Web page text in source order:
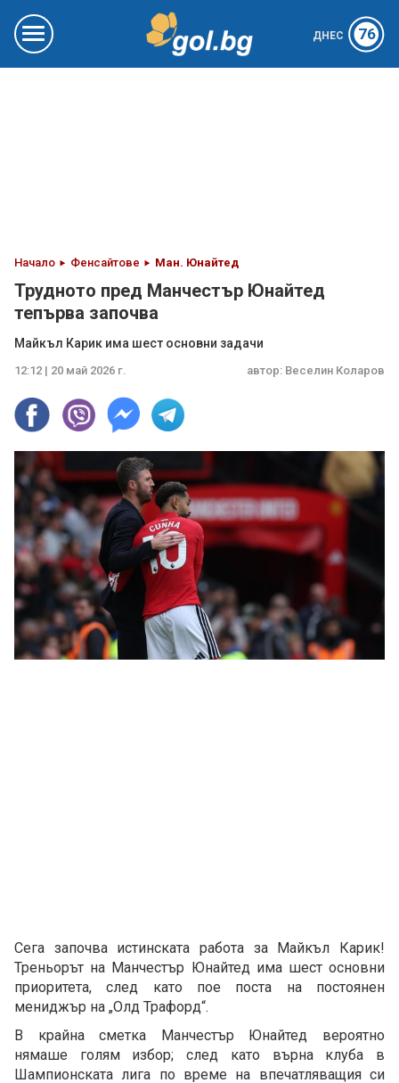
ДНЕС 76
Начало Фенсайтове Ман. Юнайтед
Трудното пред Манчестър Юнайтед
тепърва започва
Майкъл Карик има шест основни задачи
12:12 | 20 май 2026 г. автор: Веселин Коларов
Сега започва истинската работа за Майкъл Карик!
Треньорът на Манчестър Юнайтед има шест основни
приоритета, след като пое поста на постоянен
мениджър на „Олд Трафорд“.
В крайна сметка Манчестър Юнайтед вероятно
нямаше голям избор; след като върна клуба в
Шампионската лига по време на впечатляващия си